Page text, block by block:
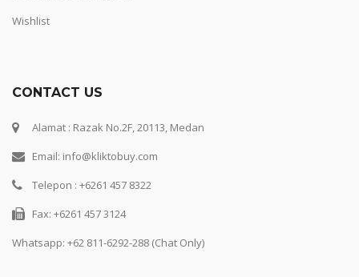
Wishlist
CONTACT US
Alamat : Razak No.2F, 20113, Medan
Email: info@kliktobuy.com
Telepon : +6261 457 8322
Fax: +6261 457 3124
Whatsapp: +62 811-6292-288 (Chat Only)